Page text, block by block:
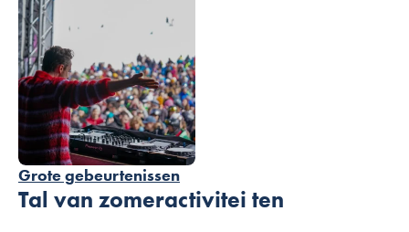
Grote gebeurtenissen
Tal van zomeractivitei ten